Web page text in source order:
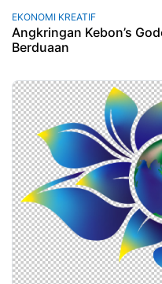
EKONOMI KREATIF
Angkringan Kebon’s
Berduaan